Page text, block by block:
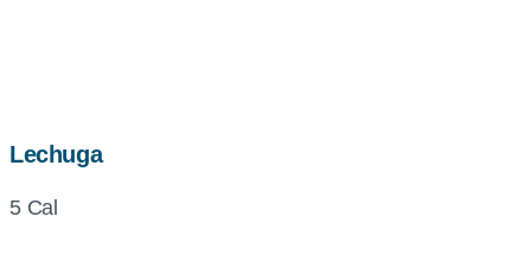
Lechuga
5 Cal